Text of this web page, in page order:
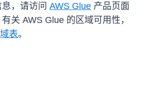
，请访问 AWS Glue 产品页面
关 AWS Glue 的区域可用性，
表。